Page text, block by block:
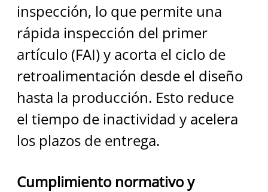
inspección, lo que permite una
rápida inspección del primer
artículo (FAI) y acorta el ciclo de
retroalimentación desde el diseño
hasta la producción. Esto reduce
el tiempo de inactividad y acelera
los plazos de entrega.
Cumplimiento normativo y